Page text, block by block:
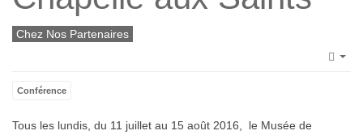
Chez Nos Partenaires
Conférence
Tous les lundis, du 11 juillet au 15 août 2016, le Musée de